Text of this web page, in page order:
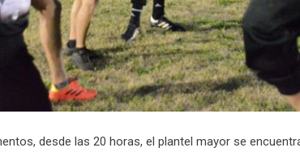
desde las 20 horas, el plantel mayor se